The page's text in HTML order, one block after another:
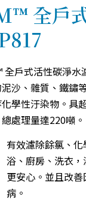
全戶
全戶式活性碳淨水
沙、雜質、鐵鏽
學性汙染物。具
處理量達220噸。
有效濾除餘氯、
浴、廚房、洗衣
更安心。並且改
病。